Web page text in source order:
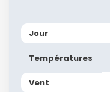
Jour
Températures
Vent